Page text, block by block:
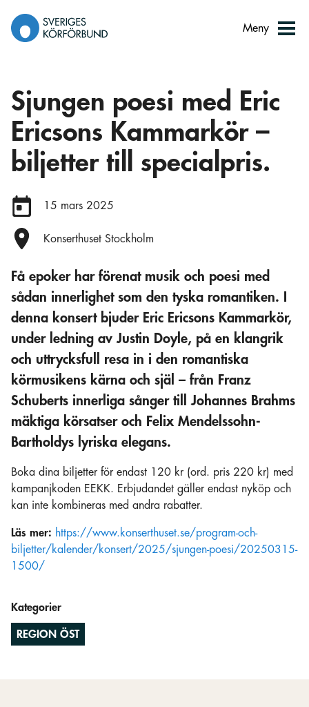
innehåll
Meny
Sjungen poesi med Eric
Ericsons Kammarkör –
biljetter till specialpris.
Datum:
15 mars 2025
Plats:
Konserthuset Stockholm
Få epoker har förenat musik och poesi med
sådan innerlighet som den tyska romantiken. I
denna konsert bjuder Eric Ericsons Kammarkör,
under ledning av Justin Doyle, på en klangrik
och uttrycksfull resa in i den romantiska
körmusikens kärna och själ – från Franz
Schuberts innerliga sånger till Johannes Brahms
mäktiga körsatser och Felix Mendelssohn-
Bartholdys lyriska elegans.
Boka dina biljetter för endast 120 kr (ord. pris 220 kr) med
kampanjkoden EEKK. Erbjudandet gäller endast nyköp och
kan inte kombineras med andra rabatter.
Läs mer: https://www.konserthuset.se/program-och-
biljetter/kalender/konsert/2025/sjungen-poesi/20250315-
1500/
Kategorier
REGION ÖST